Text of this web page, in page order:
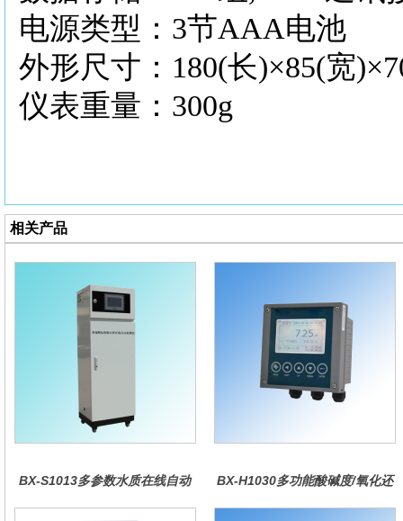
电源类型：3节AAA电池
外形尺寸：180(长)×85(宽
仪表重量：300g
相关产品
BX-S1013多参数水质在线自动
BX-H1030多功能酸碱度/氧化还